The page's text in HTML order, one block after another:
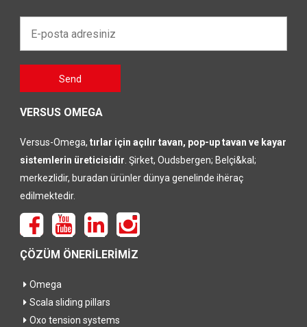
posta
adresiniz*
laten
Send
VERSUS OMEGA
Versus-Omega, tırlar için açılır tavan, pop-up tavan ve kayar
sistemlerin üreticisidir. Şirket, Oudsbergen; Belçi&kal;
merkezlidir, buradan ürünler dünya genelinde ihëraç
edilmektedir.
ÇÖZÜM ÖNERİLERİMİZ
Omega
Scala sliding pillars
Oxo tension systems